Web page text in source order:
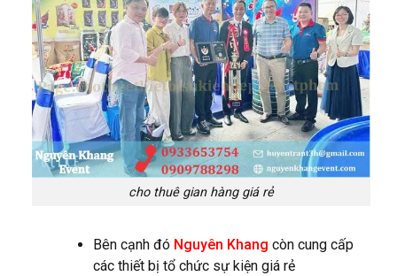
cho thuê gian hàng giá rẻ
Bên cạnh đó Nguyên Khang còn cung cấp
các thiết bị tổ chức sự kiện giá rẻ